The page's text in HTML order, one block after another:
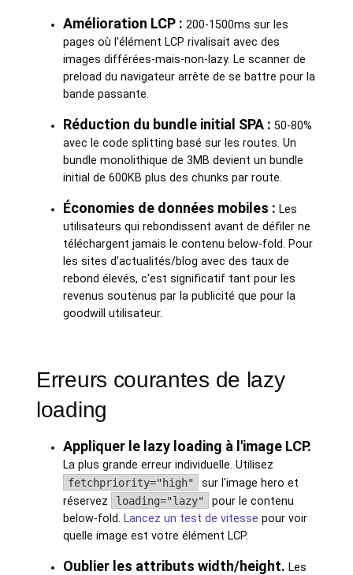
Amélioration LCP : 200-1500ms sur les
pages où l'élément LCP rivalisait avec des
images différées-mais-non-lazy. Le scanner de
preload du navigateur arrête de se battre pour la
bande passante.
Réduction du bundle initial SPA : 50-80%
avec le code splitting basé sur les routes. Un
bundle monolithique de 3MB devient un bundle
initial de 600KB plus des chunks par route.
Économies de données mobiles : Les
utilisateurs qui rebondissent avant de défiler ne
téléchargent jamais le contenu below-fold. Pour
les sites d'actualités/blog avec des taux de
rebond élevés, c'est significatif tant pour les
revenus soutenus par la publicité que pour la
goodwill utilisateur.
Erreurs courantes de lazy
loading
Appliquer le lazy loading à l'image LCP.
La plus grande erreur individuelle. Utilisez
fetchpriority="high"
sur l'image hero et
réservez
loading="lazy"
pour le contenu
below-fold. Lancez un test de vitesse pour voir
quelle image est votre élément LCP.
Oublier les attributs width/height. Les